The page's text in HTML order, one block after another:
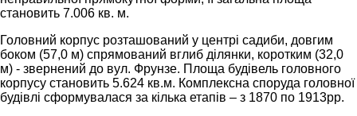
становить 7.006 кв. м.
Головний корпус розташований у центрі садиби, довгим
боком (57,0 м) спрямований вглиб ділянки, коротким (32,0
м) - звернений до вул. Фрунзе. Площа будівель головного
корпусу становить 5.624 кв.м. Комплексна споруда головної
будівлі сформувалася за кілька етапів – з 1870 по 1913рр.